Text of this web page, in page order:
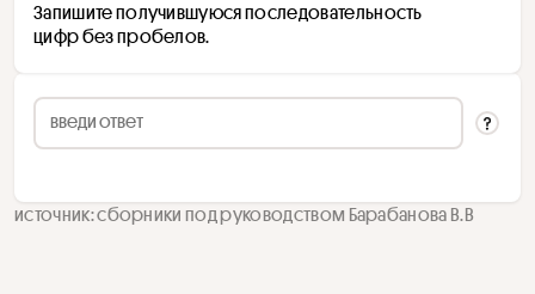
Запишите получившуюся последовательность
цифр без пробелов.
источник: сборники под руководством Барабанова В.В